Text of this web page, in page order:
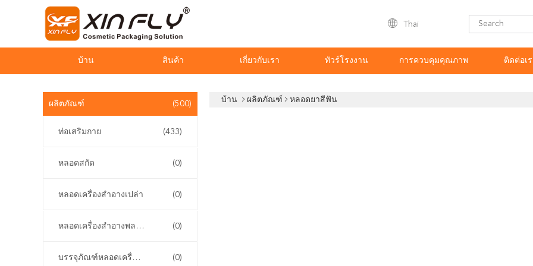
Thai
บ้าน สินค้า เกี่ยวกับเรา ทัวร์โรงงาน การควบคุมคุณภาพ ติดต่อเ
ผลิตภัณฑ์ (500)
ท่อเสริมกาย (433)
หลอดสกัด (0)
หลอดเครื่องสำอางเปล่า (0)
หลอดเครื่องสำอางพลาสติก (0)
บรรจุภัณฑ์หลอดเครื่องสำอาง (0)
บ้าน ผลิตภัณฑ์ หลอดยาสีฟัน